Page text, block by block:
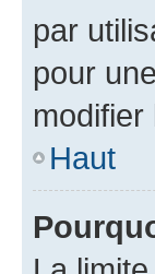
par
pour
modifier
Haut